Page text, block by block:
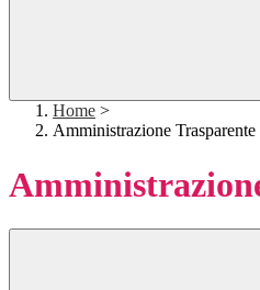
Home >
Amministrazione Trasparente